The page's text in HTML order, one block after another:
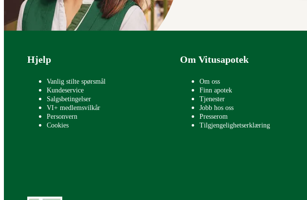
Bunntekst
Hjelp
Vanlig stilte spørsmål
Kundeservice
Salgsbetingelser
VI+ medlemsvilkår
Personvern
Cookies
Om Vitusapotek
Om oss
Finn apotek
Tjenester
Jobb hos oss
Presserom
Tilgjengelighetserklæring